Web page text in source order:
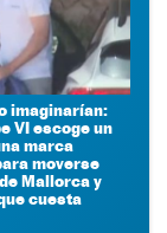
imaginarían:
VI escoge un
marca
moverse
Mallorca y
cuesta